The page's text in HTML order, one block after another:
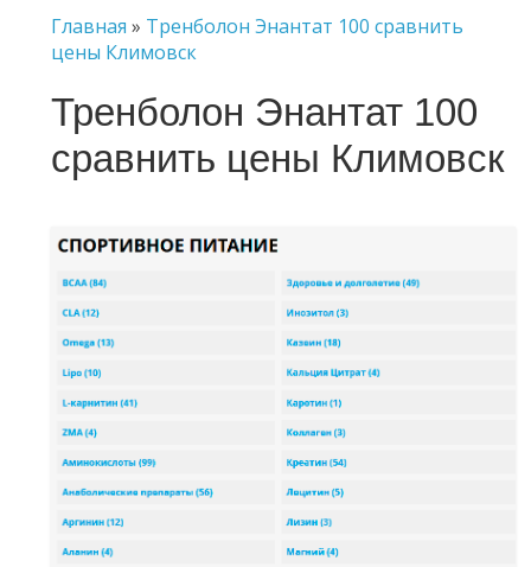
Главная » Тренболон Энантат 100 сравнить
цены Климовск
Тренболон Энантат 100
сравнить цены Климовск